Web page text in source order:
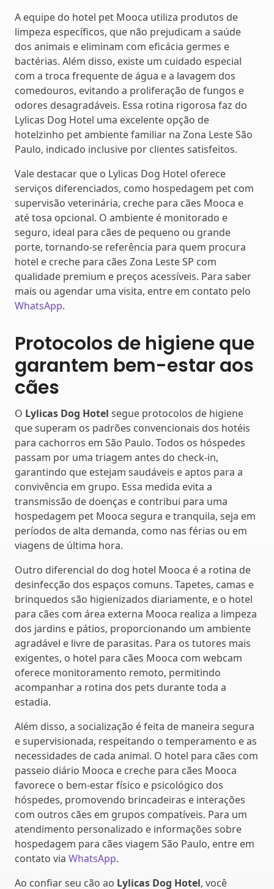
A equipe do hotel pet Mooca utiliza produtos de
limpeza específicos, que não prejudicam a saúde
dos animais e eliminam com eficácia germes e
bactérias. Além disso, existe um cuidado especial
com a troca frequente de água e a lavagem dos
comedouros, evitando a proliferação de fungos e
odores desagradáveis. Essa rotina rigorosa faz do
Lylicas Dog Hotel uma excelente opção de
hotelzinho pet ambiente familiar na Zona Leste São
Paulo, indicado inclusive por clientes satisfeitos.
Vale destacar que o Lylicas Dog Hotel oferece
serviços diferenciados, como hospedagem pet com
supervisão veterinária, creche para cães Mooca e
até tosa opcional. O ambiente é monitorado e
seguro, ideal para cães de pequeno ou grande
porte, tornando-se referência para quem procura
hotel e creche para cães Zona Leste SP com
qualidade premium e preços acessíveis. Para saber
mais ou agendar uma visita, entre em contato pelo
WhatsApp.
Protocolos de higiene que
garantem bem-estar aos
cães
O Lylicas Dog Hotel segue protocolos de higiene
que superam os padrões convencionais dos hotéis
para cachorros em São Paulo. Todos os hóspedes
passam por uma triagem antes do check-in,
garantindo que estejam saudáveis e aptos para a
convivência em grupo. Essa medida evita a
transmissão de doenças e contribui para uma
hospedagem pet Mooca segura e tranquila, seja em
períodos de alta demanda, como nas férias ou em
viagens de última hora.
Outro diferencial do dog hotel Mooca é a rotina de
desinfecção dos espaços comuns. Tapetes, camas e
brinquedos são higienizados diariamente, e o hotel
para cães com área externa Mooca realiza a limpeza
dos jardins e pátios, proporcionando um ambiente
agradável e livre de parasitas. Para os tutores mais
exigentes, o hotel para cães Mooca com webcam
oferece monitoramento remoto, permitindo
acompanhar a rotina dos pets durante toda a
estadia.
Além disso, a socialização é feita de maneira segura
e supervisionada, respeitando o temperamento e as
necessidades de cada animal. O hotel para cães com
passeio diário Mooca e creche para cães Mooca
favorece o bem-estar físico e psicológico dos
hóspedes, promovendo brincadeiras e interações
com outros cães em grupos compatíveis. Para um
atendimento personalizado e informações sobre
hospedagem para cães viagem São Paulo, entre em
contato via WhatsApp.
Ao confiar seu cão ao Lylicas Dog Hotel, você